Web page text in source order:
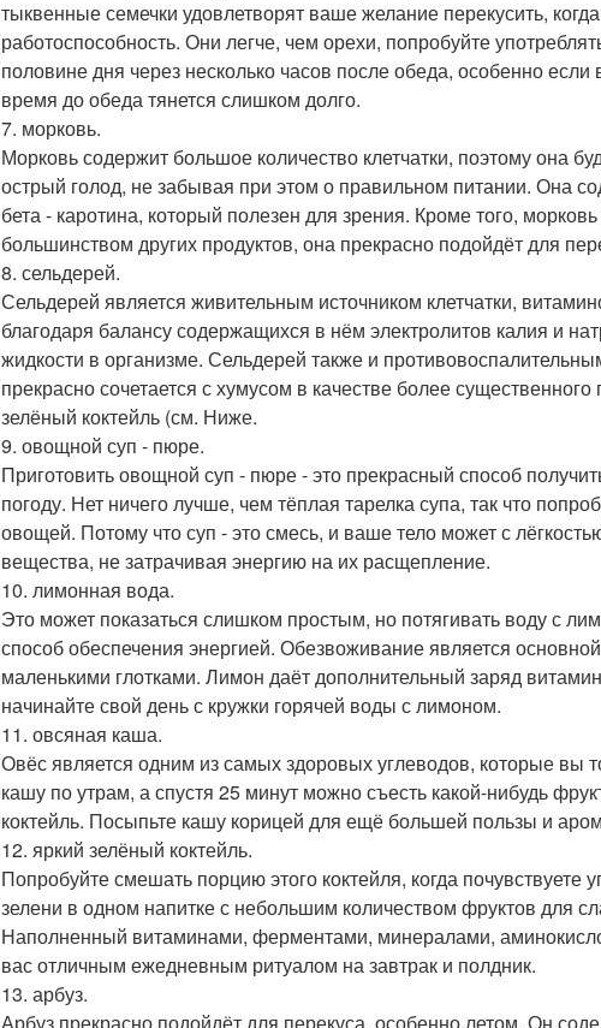
тыквенные семечки удовлетворят ваше желание перекусить,
работоспособность. Они легче, чем орехи, попробуйте
половине дня через несколько часов после обеда, особенно
время до обеда тянется слишком долго.
7. морковь.
Морковь содержит большое количество клетчатки, поэтому она
острый голод, не забывая при этом о правильном питании. Она
бета - каротина, который полезен для зрения. Кроме того,
большинством других продуктов, она прекрасно подойдёт для
8. сельдерей.
Сельдерей является живительным источником клетчатки,
благодаря балансу содержащихся в нём электролитов калия и
жидкости в организме. Сельдерей также и
прекрасно сочетается с хумусом в качестве более
зелёный коктейль (см. Ниже.
9. овощной суп - пюре.
Приготовить овощной суп - пюре - это прекрасный способ
погоду. Нет ничего лучше, чем тёплая тарелка супа, так что
овощей. Потому что суп - это смесь, и ваше тело может с
вещества, не затрачивая энергию на их расщепление.
10. лимонная вода.
Это может показаться слишком простым, но потягивать воду с
способ обеспечения энергией. Обезвоживание является
маленькими глотками. Лимон даёт дополнительный заряд
начинайте свой день с кружки горячей воды с лимоном.
11. овсяная каша.
Овёс является одним из самых здоровых углеводов, которые вы
кашу по утрам, а спустя 25 минут можно съесть какой-нибудь
коктейль. Посыпьте кашу корицей для ещё большей пользы и
12. яркий зелёный коктейль.
Попробуйте смешать порцию этого коктейля, когда
зелени в одном напитке с небольшим количеством фруктов для
Наполненный витаминами, ферментами, минералами,
вас отличным ежедневным ритуалом на завтрак и полдник.
13. арбуз.